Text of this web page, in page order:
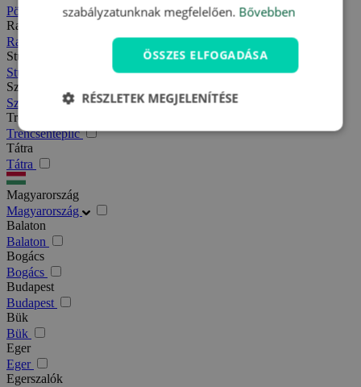
Pöstyén
Rajecfürdő
Rajecfürdő
Stubnyafürdő
Stubnyafürdő
Szlovák paradicsom
Szlovák paradicsom
Trencsénteplic
Trencsénteplic
Tátra
Tátra
Magyarország
Magyarország
Balaton
Balaton
Bogács
Bogács
Budapest
Budapest
Bük
Bük
Eger
Eger
Egerszalók
szabályzatunknak megfelelően. Bővebben
ÖSSZES ELFOGADÁSA
RÉSZLETEK MEGJELENÍTÉSE